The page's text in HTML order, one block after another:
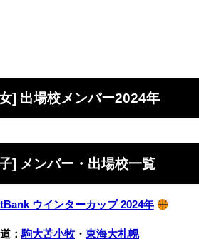
] 出場校メンバー2024年
] メンバー・出場校一覧
ウインターカップ 2024年
： 駒大苫小牧 ・ 東海大札幌